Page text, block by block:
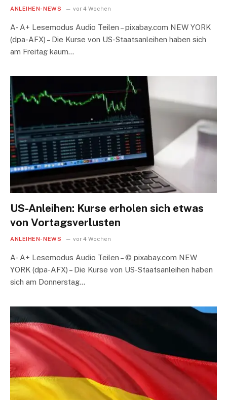
ANLEIHEN-NEWS vor 4 Wochen
A- A+ Lesemodus Audio Teilen – pixabay.com NEW YORK
(dpa-AFX) – Die Kurse von US-Staatsanleihen haben sich
am Freitag kaum…
US-Anleihen: Kurse erholen sich etwas
von Vortagsverlusten
ANLEIHEN-NEWS vor 4 Wochen
A- A+ Lesemodus Audio Teilen – © pixabay.com NEW
YORK (dpa-AFX) – Die Kurse von US-Staatsanleihen haben
sich am Donnerstag…